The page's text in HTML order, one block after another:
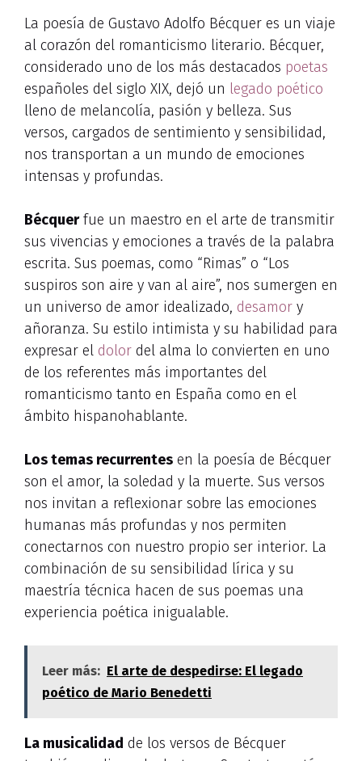
La poesía de Gustavo Adolfo Bécquer es un viaje
al corazón del romanticismo literario. Bécquer,
considerado uno de los más destacados poetas
españoles del siglo XIX, dejó un legado poético
lleno de melancolía, pasión y belleza. Sus
versos, cargados de sentimiento y sensibilidad,
nos transportan a un mundo de emociones
intensas y profundas.
Bécquerfue un maestro en el arte de transmitir
sus vivencias y emociones a través de la palabra
escrita. Sus poemas, como “Rimas” o “Los
suspiros son aire y van al aire”, nos sumergen en
un universo de amor idealizado, desamor y
añoranza. Su estilo intimista y su habilidad para
expresar el dolor del alma lo convierten en uno
de los referentes más importantes del
romanticismo tanto en España como en el
ámbito hispanohablante.
Los temas recurrentes en la poesía de Bécquer
son el amor, la soledad y la muerte. Sus versos
nos invitan a reflexionar sobre las emociones
humanas más profundas y nos permiten
conectarnos con nuestro propio ser interior. La
combinación de su sensibilidad lírica y su
maestría técnica hacen de sus poemas una
experiencia poética inigualable.
Leer más: El arte de despedirse: El legado
poético de Mario Benedetti
La musicalidad de los versos de Bécquer